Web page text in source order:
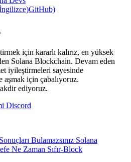
için kararlı kalırız, en yüksek
Solana Blockchain. Devam eden
iyileştirmeleri sayesinde
aşmak için çabalıyoruz.
ediyoruz.
Discord
Bulamazsınız Solana
Ne Zaman Sıfır-Block